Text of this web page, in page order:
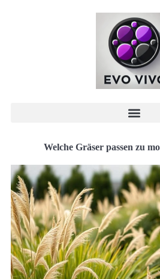
Welche Gräser passen zu